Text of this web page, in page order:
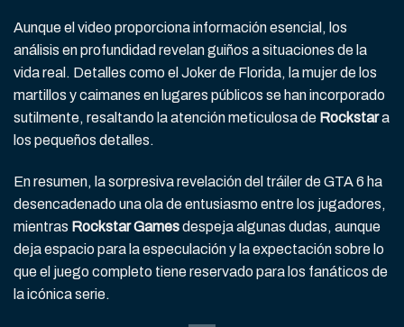
Aunque el video proporciona información esencial, los
análisis en profundidad revelan guiños a situaciones de la
vida real. Detalles como el Joker de Florida, la mujer de los
martillos y caimanes en lugares públicos se han incorporado
sutilmente, resaltando la atención meticulosa de Rockstara
los pequeños detalles.
En resumen, la sorpresiva revelación del tráiler de GTA 6 ha
desencadenado una ola de entusiasmo entre los jugadores,
mientras Rockstar Gamesdespeja algunas dudas, aunque
deja espacio para la especulación y la expectación sobre lo
que el juego completo tiene reservado para los fanáticos de
la icónica serie.